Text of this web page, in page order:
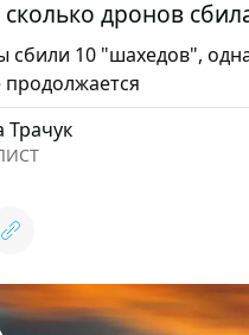
сколько дронов
сбили 10 "шахедов",
продолжается
Трачук